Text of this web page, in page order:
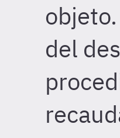
del